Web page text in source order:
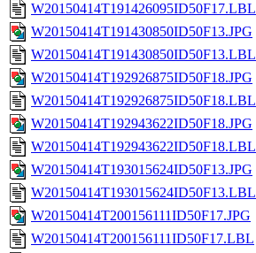
W20150414T191426095ID50F17.LBL
W20150414T191430850ID50F13.JPG
W20150414T191430850ID50F13.LBL
W20150414T192926875ID50F18.JPG
W20150414T192926875ID50F18.LBL
W20150414T192943622ID50F18.JPG
W20150414T192943622ID50F18.LBL
W20150414T193015624ID50F13.JPG
W20150414T193015624ID50F13.LBL
W20150414T200156111ID50F17.JPG
W20150414T200156111ID50F17.LBL